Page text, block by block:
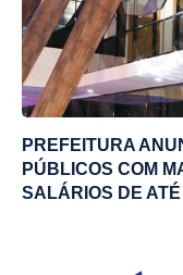
PREFEITURA
PÚBLICOS COM
SALÁRIOS DE